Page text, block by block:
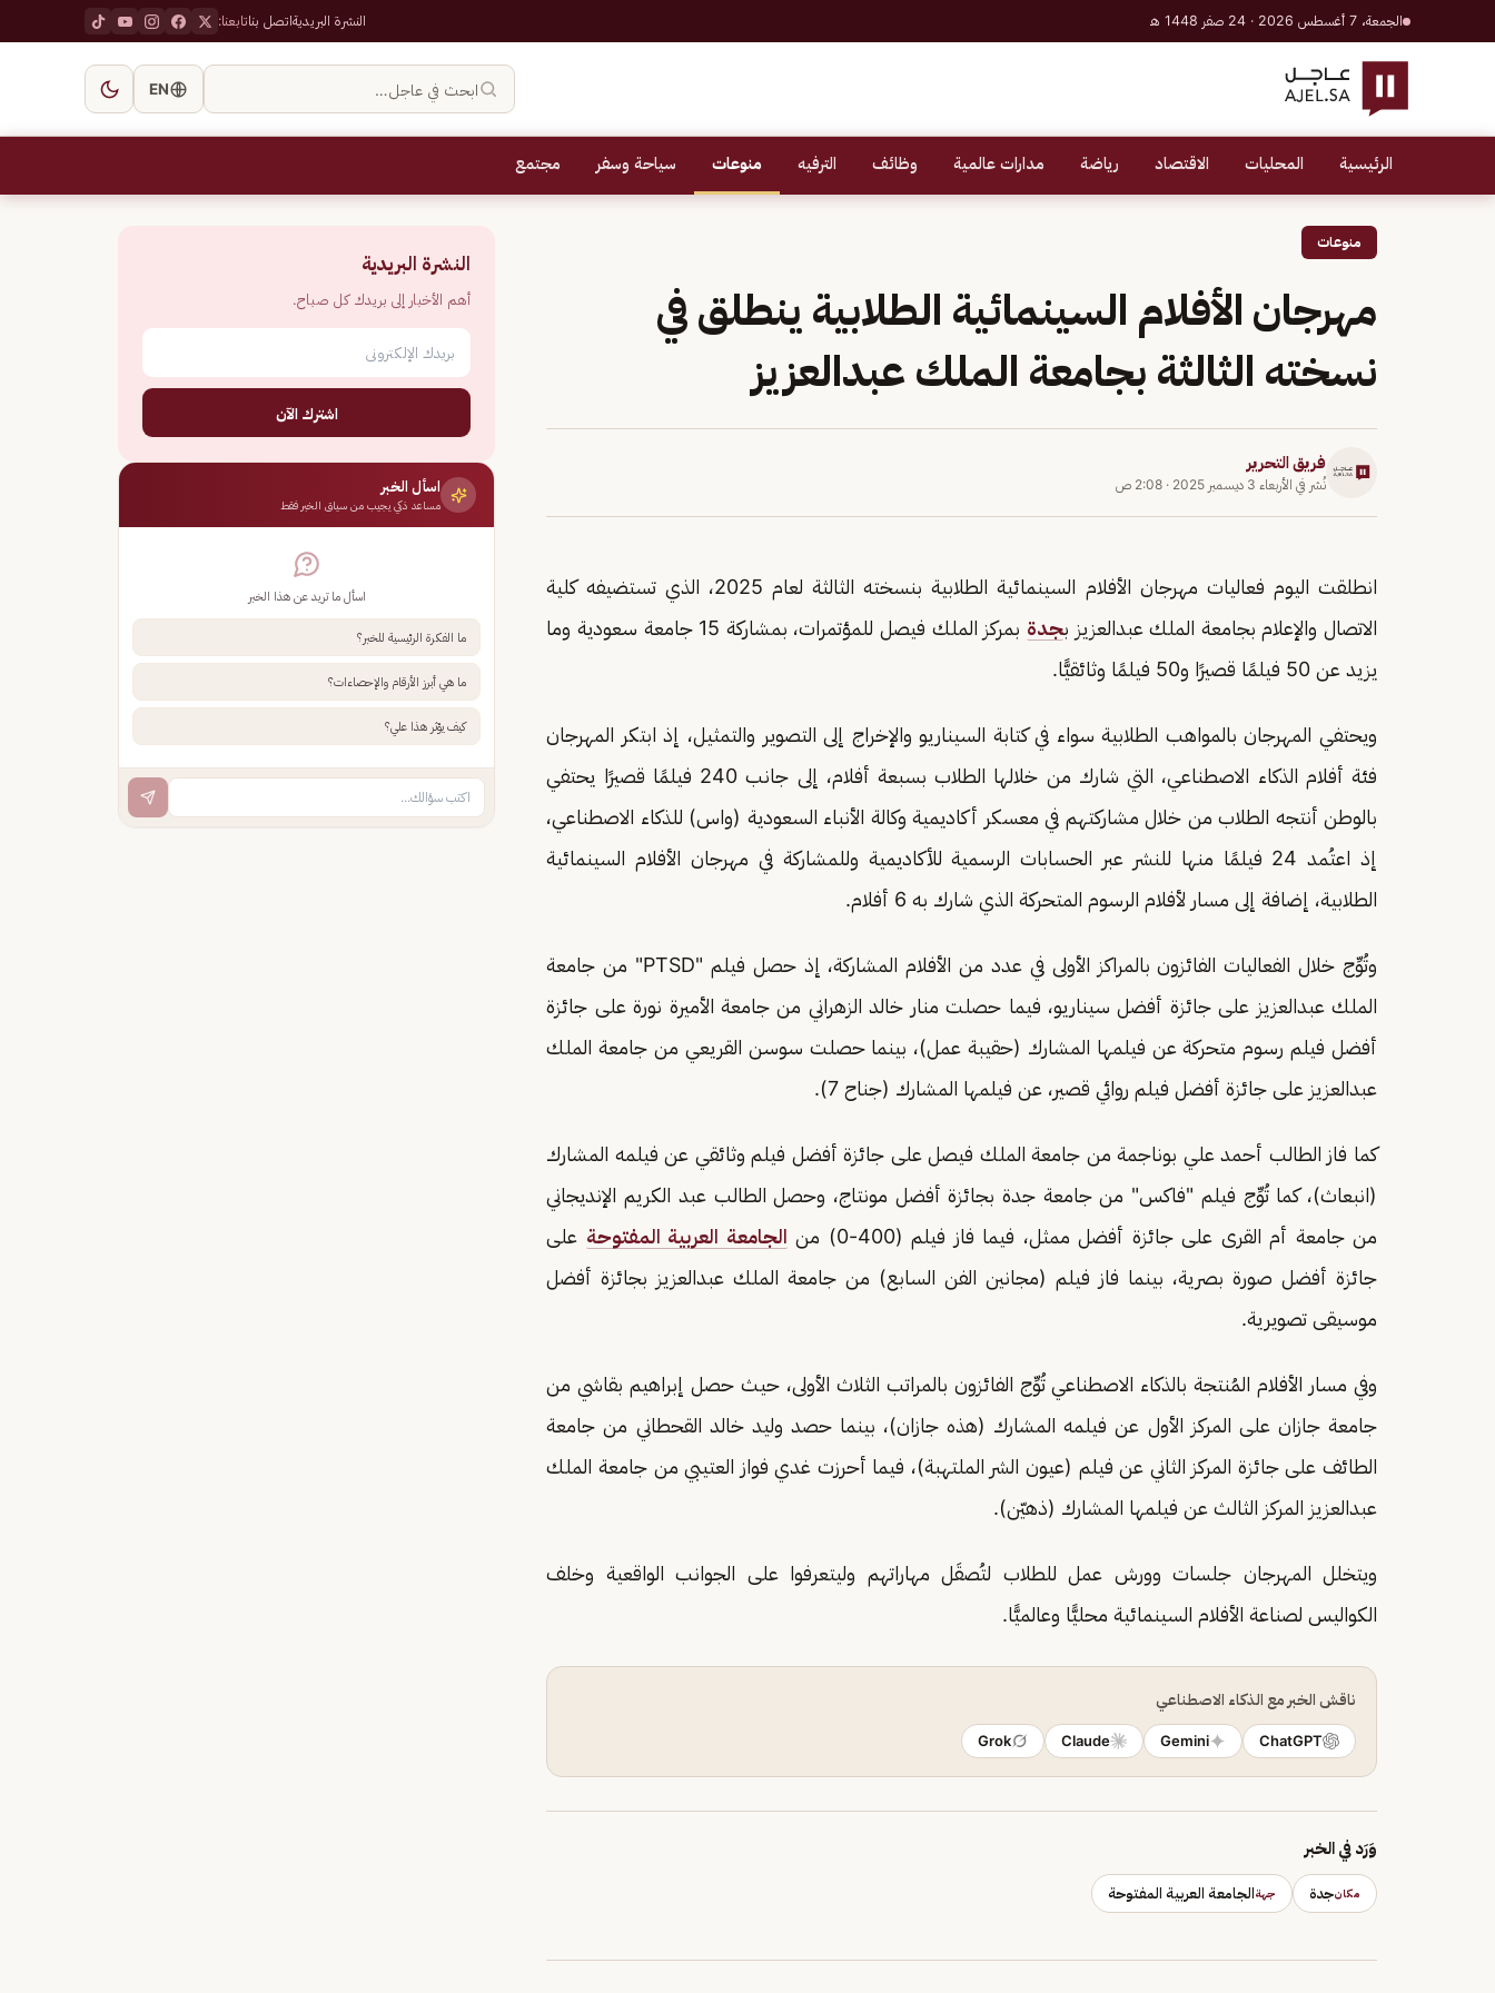
الجمعة، 7 أغسطس 2026 · 24 صفر 1448 هـ النشرة البريديةاتصل بناتابعنا:
ابحث في عاجل… EN
الرئيسية المحليات الاقتصاد رياضة مدارات عالمية وظائف الترفيه منوعات سياحة وسفر مجتمع
منوعات
مهرجان الأفلام السينمائية الطلابية ينطلق في
نسخته الثالثة بجامعة الملك عبدالعزيز
فريق التحرير
نُشر في الأربعاء 3 ديسمبر 2025 · 2:08 ص
انطلقت اليوم فعاليات مهرجان الأفلام السينمائية الطلابية بنسخته الثالثة لعام 2025، الذي تستضيفه كلية
الاتصال والإعلام بجامعة الملك عبدالعزيز بجدة
بمركز الملك فيصل للمؤتمرات، بمشاركة 15 جامعة سعودية وما
يزيد عن 50 فيلمًا قصيرًا و50 فيلمًا وثائقيًّا.
ويحتفي المهرجان بالمواهب الطلابية سواء في كتابة السيناريو والإخراج إلى التصوير والتمثيل، إذ ابتكر المهرجان
فئة أفلام الذكاء الاصطناعي، التي شارك من خلالها الطلاب بسبعة أفلام، إلى جانب 240 فيلمًا قصيرًا يحتفي
بالوطن أنتجه الطلاب من خلال مشاركتهم في معسكر أكاديمية وكالة الأنباء السعودية (واس) للذكاء الاصطناعي،
إذ اعتُمد 24 فيلمًا منها للنشر عبر الحسابات الرسمية للأكاديمية وللمشاركة في مهرجان الأفلام السينمائية
الطلابية، إضافة إلى مسار لأفلام الرسوم المتحركة الذي شارك به 6 أفلام.
وتُوِّج خلال الفعاليات الفائزون بالمراكز الأولى في عدد من الأفلام المشاركة، إذ حصل فيلم "PTSD" من جامعة
الملك عبدالعزيز على جائزة أفضل سيناريو، فيما حصلت منار خالد الزهراني من جامعة الأميرة نورة على جائزة
أفضل فيلم رسوم متحركة عن فيلمها المشارك (حقيبة عمل)، بينما حصلت سوسن القريعي من جامعة الملك
عبدالعزيز على جائزة أفضل فيلم روائي قصير، عن فيلمها المشارك (جناح 7).
كما فاز الطالب أحمد علي بوناجمة من جامعة الملك فيصل على جائزة أفضل فيلم وثائقي عن فيلمه المشارك
(انبعاث)، كما تُوِّج فيلم "فاكس" من جامعة جدة بجائزة أفضل مونتاج، وحصل الطالب عبد الكريم الإنديجاني
من جامعة أم القرى على جائزة أفضل ممثل، فيما فاز فيلم (400-0) من
الجامعة العربية المفتوحة على
جائزة أفضل صورة بصرية، بينما فاز فيلم (مجانين الفن السابع) من جامعة الملك عبدالعزيز بجائزة أفضل
موسيقى تصويرية.
وفي مسار الأفلام المُنتجة بالذكاء الاصطناعي تُوِّج الفائزون بالمراتب الثلاث الأولى، حيث حصل إبراهيم بقاشي من
جامعة جازان على المركز الأول عن فيلمه المشارك (هذه جازان)، بينما حصد وليد خالد القحطاني من جامعة
الطائف على جائزة المركز الثاني عن فيلم (عيون الشر الملتهبة)، فيما أحرزت غدي فواز العتيبي من جامعة الملك
عبدالعزيز المركز الثالث عن فيلمها المشارك (ذهيّن).
ويتخلل المهرجان جلسات وورش عمل للطلاب لتُصقَل مهاراتهم وليتعرفوا على الجوانب الواقعية وخلف
الكواليس لصناعة الأفلام السينمائية محليًّا وعالميًّا.
ناقش الخبر مع الذكاء الاصطناعي
ChatGPT
Gemini
Claude
Grok
وَرَد في الخبر
مكانجدة جهةالجامعة العربية المفتوحة
النشرة البريدية
أهم الأخبار إلى بريدك كل صباح.
اشترك الآن
اسأل الخبر
مساعد ذكي يجيب من سياق الخبر فقط
اسأل ما تريد عن هذا الخبر
ما الفكرة الرئيسية للخبر؟
ما هي أبرز الأرقام والإحصاءات؟
كيف يؤثر هذا علي؟